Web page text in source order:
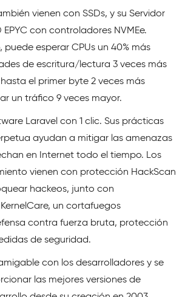
vienen con SSDs, y su Servidor
EPYC con controladores NVMEe.
esperar CPUs un 40% más
de escritura/lectura 3 veces más
el primer byte 2 veces más
un tráfico 9 veces mayor.
Laravel con 1 clic. Sus prácticas
ayudan a mitigar las amenazas
en Internet todo el tiempo. Los
vienen con protección HackScan
hackeos, junto con
un cortafuegos
contra fuerza bruta, protección
de seguridad.
con los desarrolladores y se
las mejores versiones de